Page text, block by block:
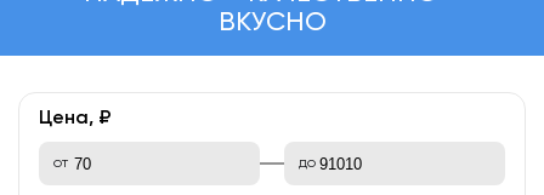
ВКУСНО
Цена, ₽
от до